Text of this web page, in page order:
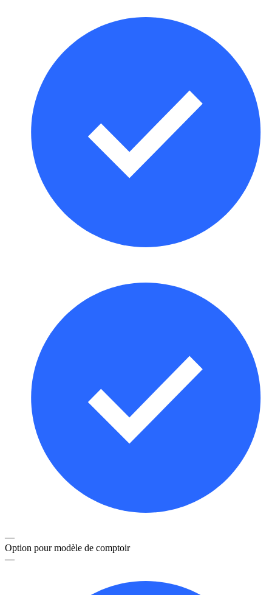
—
Option pour modèle de comptoir
—